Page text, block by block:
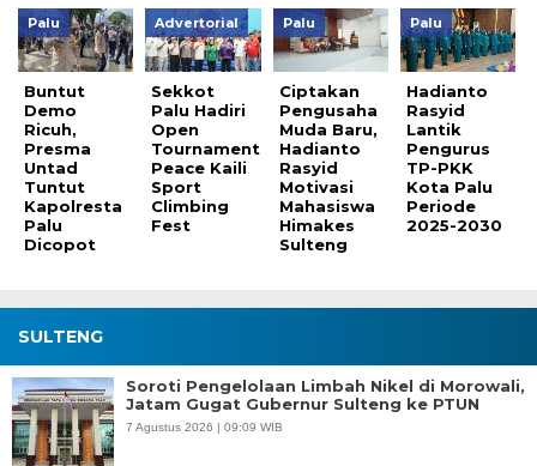
Palu
Buntut
Demo
Ricuh,
Presma
Untad
Tuntut
Kapolresta
Palu
Dicopot
Advertorial
Sekkot
Palu Hadiri
Open
Tournament
Peace Kaili
Sport
Climbing
Fest
Palu
Ciptakan
Pengusaha
Muda Baru,
Hadianto
Rasyid
Motivasi
Mahasiswa
Himakes
Sulteng
Palu
Hadianto
Rasyid
Lantik
Pengurus
TP-PKK
Kota Palu
Periode
2025-2030
SULTENG
Soroti Pengelolaan Limbah Nikel di Morowali,
Jatam Gugat Gubernur Sulteng ke PTUN
7 Agustus 2026 | 09:09 WIB